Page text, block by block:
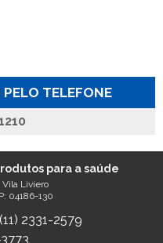
TELEFONE
para a saúde
Vila Liviero
04186-130
(11) 2331-2579